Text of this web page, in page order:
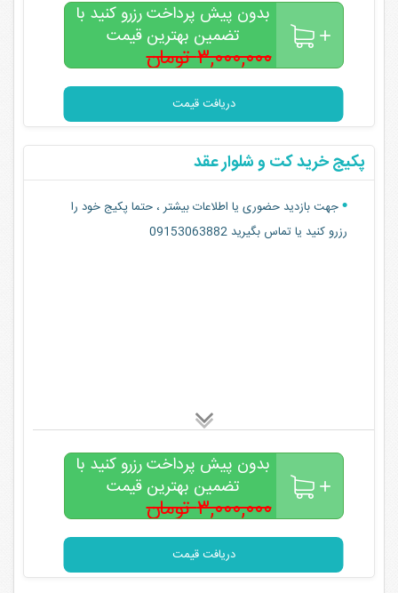
بدون پیش پرداخت رزرو کنید با
تضمین بهترین قیمت
۳,۰۰۰,۰۰۰ تومان
۲,۰۰۰,۰۰۰تومان
دریافت قیمت
پکیج خرید کت و شلوار عقد
جهت بازدید حضوری یا اطلاعات بیشتر ، حتما پکیج خود را
رزرو کنید یا تماس بگیرید 09153063882
بدون پیش پرداخت رزرو کنید با
تضمین بهترین قیمت
۳,۰۰۰,۰۰۰ تومان
۲,۰۰۰,۰۰۰تومان
دریافت قیمت